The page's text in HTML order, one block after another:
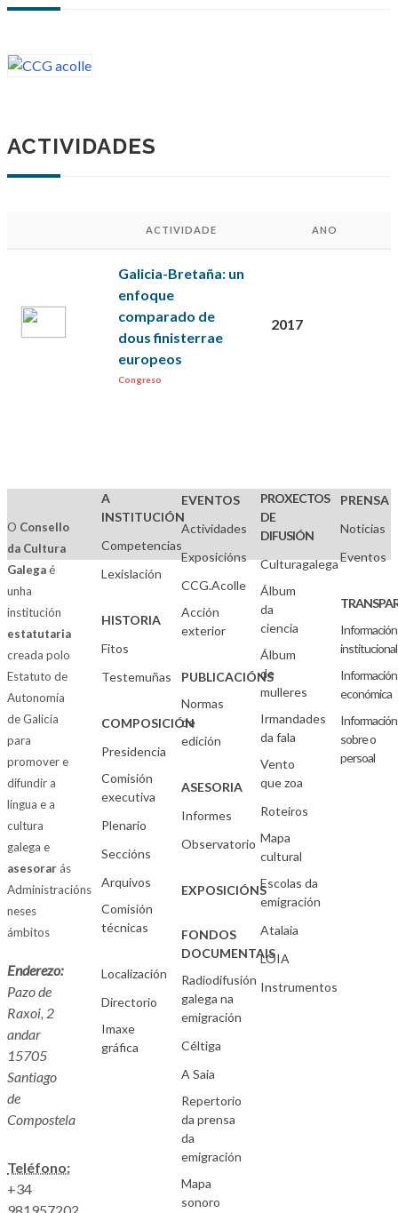
ACTIVIDADES
ACTIVIDADE ANO
Galicia-Bretaña: un
enfoque
comparado de
dous finisterrae
europeos
Congreso
2017
O Consello
da Cultura
Galegaé
unha
institución
estatutaria
creada polo
Estatuto de
Autonomía
de Galicia
para
promover e
difundir a
lingua e a
cultura
galega e
asesorarás
Administracións
neses
ámbitos
Enderezo:
Pazo de
Raxoi, 2
andar
15705
Santiago
de
Compostela
Teléfono:
+34
A
INSTITUCIÓN
Competencias
Lexislación
HISTORIA
Fitos
Testemuñas
COMPOSICIÓN
Presidencia
Comisión
executiva
Plenario
Seccións
Arquivos
Comisión
técnicas
Localización
Directorio
Imaxe
gráfica
EVENTOS
Actividades
Exposicións
CCG.Acolle
Acción
exterior
PUBLICACIÓNS
Normas
de
edición
ASESORIA
Informes
Observatorio
EXPOSICIÓNS
FONDOS
DOCUMENTAIS
Radiodifusión
galega na
emigración
Céltiga
A Saia
Repertorio
da prensa
da
emigración
Mapa
sonoro
PROXECTOS
DE
DIFUSIÓN
Culturagalega
Álbum
da
ciencia
Álbum
de
mulleres
Irmandades
da fala
Vento
que zoa
Roteiros
Mapa
cultural
Escolas da
emigración
Atalaia
LOIA
Instrumentos
PRENSA
Noticias
Eventos
Información
institucional
Información
económica
Información
sobre o
persoal